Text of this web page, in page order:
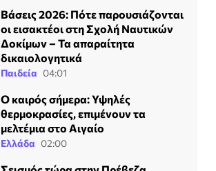
Βάσεις 2026: Πότε παρουσιάζονται
οι εισακτέοι στη Σχολή Ναυτικών
Δοκίμων – Τα απαραίτητα
δικαιολογητικά
Παιδεία 04:01
Ο καιρός σήμερα: Υψηλές
θερμοκρασίες, επιμένουν τα
μελτέμια στο Αιγαίο
Ελλάδα 02:00